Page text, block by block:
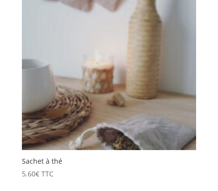
13.50€
Sachet à thé
5.60€ TTC